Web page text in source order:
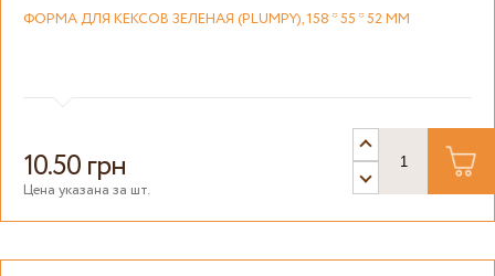
ФОРМА ДЛЯ КЕКСОВ ЗЕЛЕНАЯ (PLUMPY), 158 * 55 * 52 ММ
10.50 грн
Цена указана за шт.